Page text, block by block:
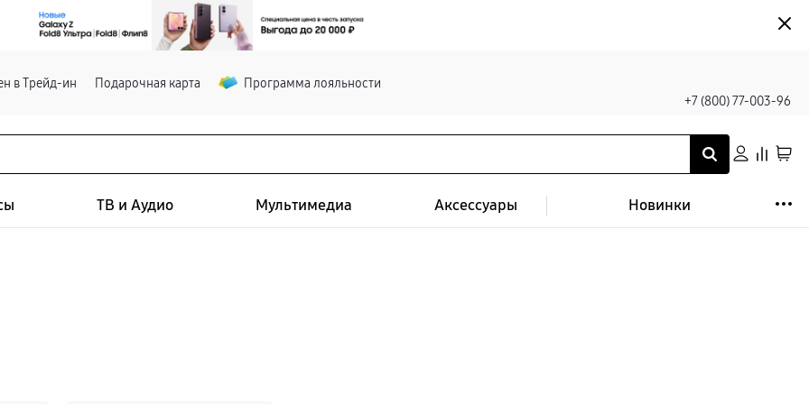
в Трейд-ин Подарочная карта
Программа лояльности
+7 (800) 77-003-96
ТВ и Аудио Мультимедиа Аксессуары Новинки